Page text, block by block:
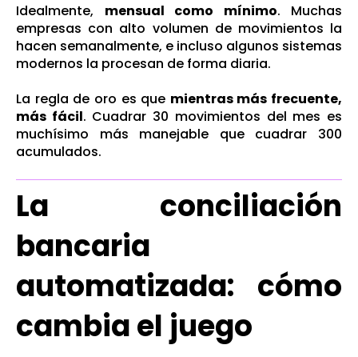
Idealmente, mensual como mínimo. Muchas
empresas con alto volumen de movimientos la
hacen semanalmente, e incluso algunos sistemas
modernos la procesan de forma diaria.
La regla de oro es que mientras más frecuente,
más fácil. Cuadrar 30 movimientos del mes es
muchísimo más manejable que cuadrar 300
acumulados.
La conciliación
bancaria
automatizada: cómo
cambia el juego